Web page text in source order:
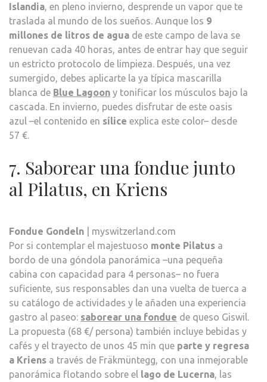
Islandia, en pleno invierno, desprende un vapor que te
traslada al mundo de los sueños. Aunque los 9
millones de litros de agua de este campo de lava se
renuevan cada 40 horas, antes de entrar hay que seguir
un estricto protocolo de limpieza. Después, una vez
sumergido, debes aplicarte la ya típica mascarilla
blanca de Blue Lagoon y tonificar los músculos bajo la
cascada. En invierno, puedes disfrutar de este oasis
azul –el contenido en sílice explica este color– desde
57 €.
7. Saborear una fondue junto
al Pilatus, en Kriens
Fondue Gondeln | myswitzerland.com
Por si contemplar el majestuoso monte Pilatus a
bordo de una góndola panorámica –una pequeña
cabina con capacidad para 4 personas– no fuera
suficiente, sus responsables dan una vuelta de tuerca a
su catálogo de actividades y le añaden una experiencia
gastro al paseo: saborear una fondue de queso Giswil.
La propuesta (68 €/ persona) también incluye bebidas y
cafés y el trayecto de unos 45 min que parte y regresa
a Kriens a través de Fräkmüntegg, con una inmejorable
panorámica flotando sobre el lago de Lucerna, las